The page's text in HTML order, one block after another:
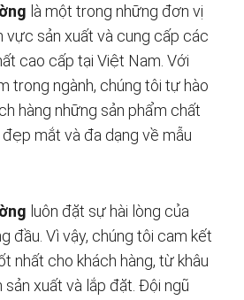
là một trong những đơn vị
vực sản xuất và cung cấp các
cao cấp tại Việt Nam. Với
trong ngành, chúng tôi tự hào
hàng những sản phẩm chất
mắt và đa dạng về mẫu
luôn đặt sự hài lòng của
đầu. Vì vậy, chúng tôi cam kết
nhất cho khách hàng, từ khâu
xuất và lắp đặt. Đội ngũ